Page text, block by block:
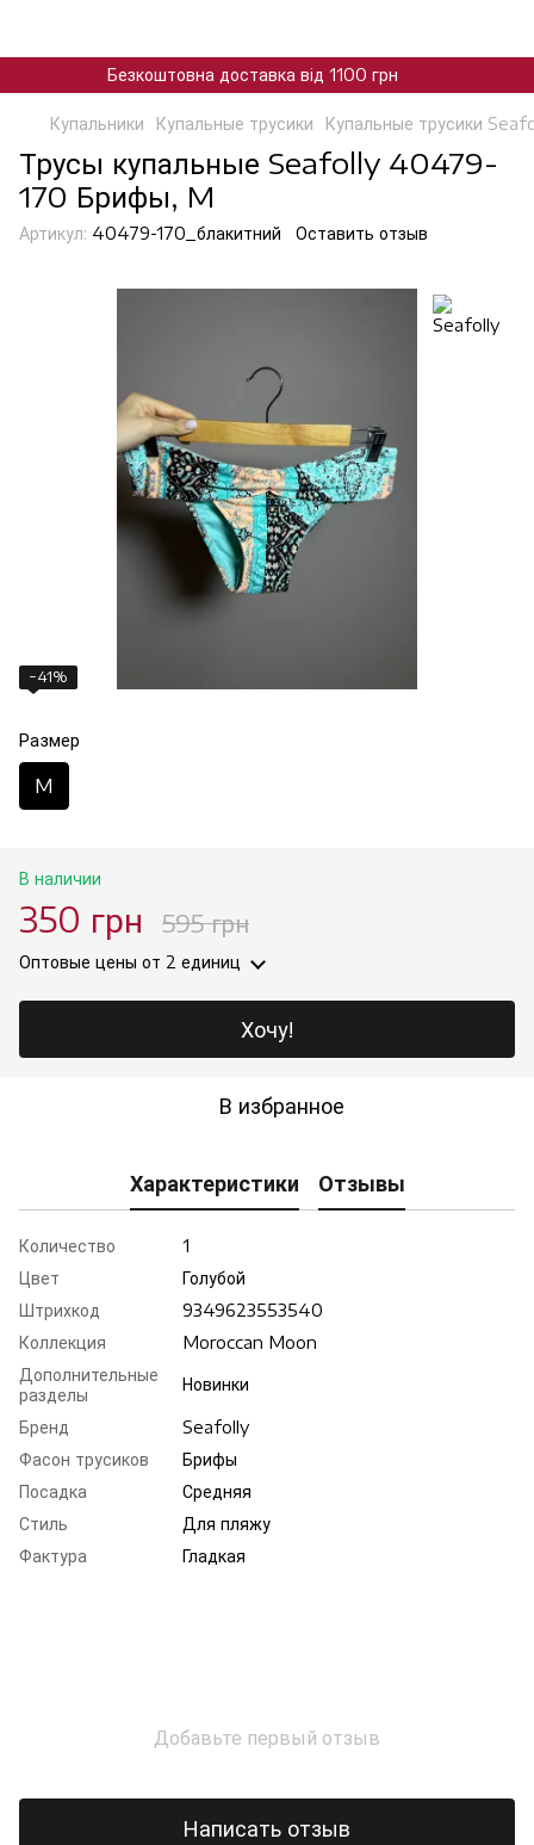
Безкоштовна доставка від 1100 грн
Купальники Купальные трусики Купальные трусики
Трусы купальные Seafolly 40479-
170 Брифы, M
Артикул: 40479-170_блакитний Оставить отзыв
−41%
Размер
M
В наличии
350 грн 595 грн
Оптовые цены от 2 единиц
Хочу!
В избранное
Характеристики Отзывы
Количество
1
Цвет
Голубой
Штрихкод
9349623553540
Коллекция
Moroccan Moon
Дополнительные
разделы
Новинки
Бренд
Seafolly
Фасон трусиков
Брифы
Посадка
Средняя
Стиль
Для пляжу
Фактура
Гладкая
Добавьте первый отзыв
Написать отзыв